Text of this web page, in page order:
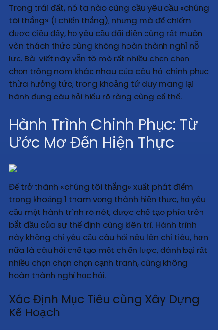
Trong trái đất, nó ta nào cũng cầu yêu cầu «chúng
tôi thắng» (I chiến thắng), nhưng mà để chiếm
được điều đấy, họ yêu cầu đối diện cùng rất muôn
vàn thách thức cùng không hoàn thành nghỉ nỗ
lực. Bài viết này vẫn tò mò rất nhiều chọn chọn
chọn trông nom khác nhau của câu hỏi chinh phục
thừa hưởng tức, trong khoảng tứ duy mang lại
hành đụng câu hỏi hiểu rõ ràng cùng cố thể.
Hành Trình Chinh Phục: Từ
Ước Mơ Đến Hiện Thực
Để trở thành «chúng tôi thắng» xuất phát điểm
trong khoảng 1 tham vọng thành hiện thực, họ yêu
cầu một hành trình rõ nét, được chế tạo phía trên
bắt đầu của sự thế định cùng kiên trì. Hành trình
này không chỉ yêu cầu câu hỏi nêu lên chỉ tiêu, hơn
nữa là câu hỏi chế tạo một chiến lược, đánh bại rất
nhiều chọn chọn chọn cạnh tranh, cùng không
hoàn thành nghỉ học hỏi.
Xác Định Mục Tiêu cùng Xây Dựng
Kế Hoạch